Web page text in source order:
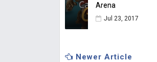
Arena
Jul 23, 2017
Newer Article